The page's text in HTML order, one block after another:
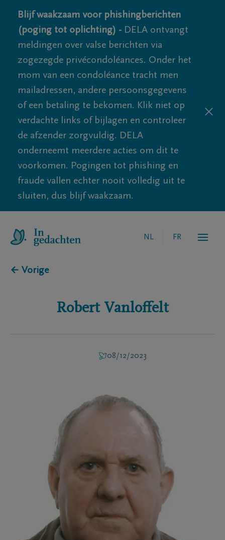
Blijf waakzaam voor phishingberichten
(poging tot oplichting) - DELA ontvangt
meldingen over valse berichten via
zogezegde privécondoléances. Onder het
mom van een condoléance tracht men
mailadressen, andere persoonsgegevens
of een betaling te bekomen. Klik niet op
verdachte links of bijlagen en controleer
de afzender zorgvuldig. DELA
onderneemt meerdere acties om dit te
voorkomen. Pogingen tot phishing en
fraude vallen echter nooit volledig uit te
sluiten, dus blijf waakzaam.
NL FR
← Vorige
Robert Vanloffelt
08/12/2023